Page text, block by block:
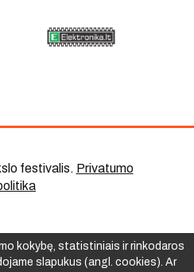
festivalis. Privatumo
kokybę, statistiniais ir rinkodaros
slapukus (angl. cookies). Ar